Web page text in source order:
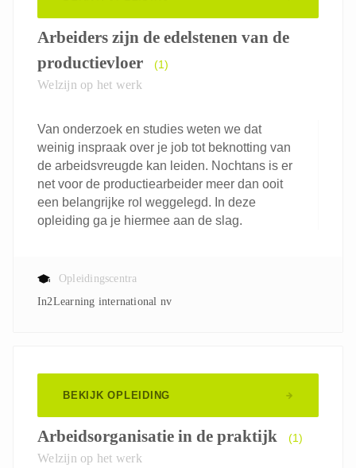
Arbeiders zijn de edelstenen van de
productievloer
(1)
Welzijn op het werk
Van onderzoek en studies weten we dat
weinig inspraak over je job tot beknotting van
de arbeidsvreugde kan leiden. Nochtans is er
net voor de productiearbeider meer dan ooit
een belangrijke rol weggelegd. In deze
opleiding ga je hiermee aan de slag.
Opleidingscentra
In2Learning international nv
BEKIJK OPLEIDING
Arbeidsorganisatie in de praktijk (1)
Welzijn op het werk